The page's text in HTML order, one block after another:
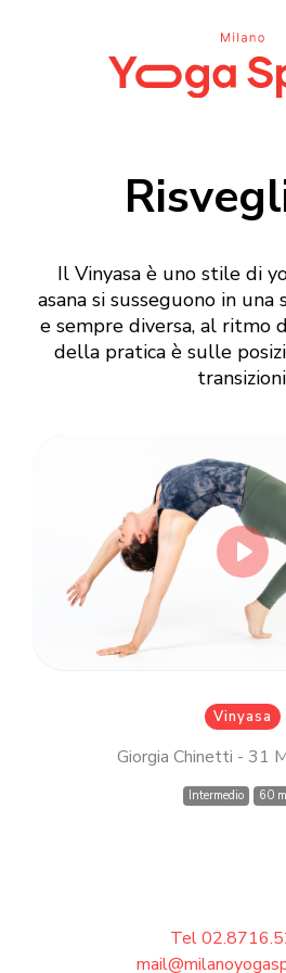
Il Vinyasa è uno stile di
asana si susseguono in una
e sempre diversa, al ritmo
della pratica è sulle
Play
Vinyasa
Giorgia Chinetti - 31
Intermedio 60
Login
Inserisci il tuo indirizzo
(quello che utilizzi per
prenotare le
Accedi
Tel